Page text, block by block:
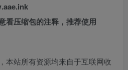
看压缩包的注释，推荐使用
本站所有资源均来自于互联网收